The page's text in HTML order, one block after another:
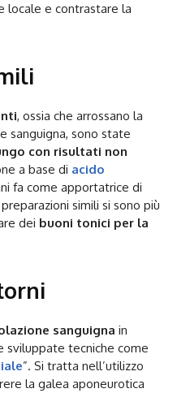
locale e contrastare la
, ossia che arrossano la
sanguigna, sono state
con risultati non
a base di acido
fa come apportatrice di
simili si sono più
dei buoni tonici per la
sanguigna in
sviluppate tecniche come
”. Si tratta nell’utilizzo
la galea aponeurotica